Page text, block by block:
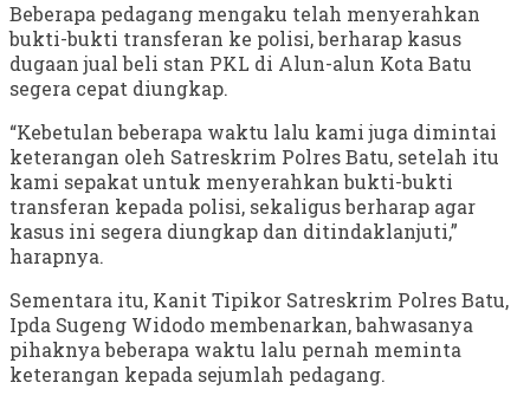
Beberapa pedagang mengaku telah menyerahkan
bukti-bukti transferan ke polisi, berharap kasus
dugaan jual beli stan PKL di Alun-alun Kota Batu
segera cepat diungkap.
“Kebetulan beberapa waktu lalu kami juga dimintai
keterangan oleh Satreskrim Polres Batu, setelah itu
kami sepakat untuk menyerahkan bukti-bukti
transferan kepada polisi, sekaligus berharap agar
kasus ini segera diungkap dan ditindaklanjuti,”
harapnya.
Sementara itu, Kanit Tipikor Satreskrim Polres Batu,
Ipda Sugeng Widodo membenarkan, bahwasanya
pihaknya beberapa waktu lalu pernah meminta
keterangan kepada sejumlah pedagang.